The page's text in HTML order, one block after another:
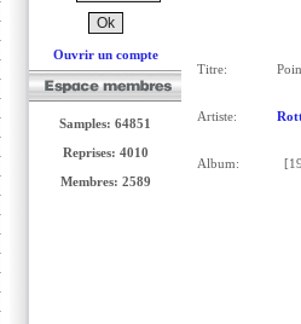
Ouvrir un compte
Samples: 64851
Reprises: 4010
Membres: 2589
Titre:
Artiste:
Album: